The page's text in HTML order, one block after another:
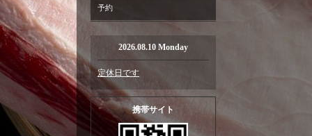
予約
2026.08.10 Monday
定休日です
携帯サイト